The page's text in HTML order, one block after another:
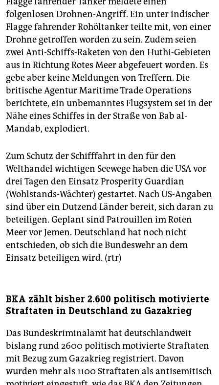
folgenlosen Drohnen-Angriff. Ein unter indischer
Flagge fahrender Rohöltanker teilte mit, von einer
Drohne getroffen worden zu sein. Zudem seien
zwei Anti-Schiffs-Raketen von den Huthi-Gebieten
aus in Richtung Rotes Meer abgefeuert worden. Es
gebe aber keine Meldungen von Treffern. Die
britische Agentur Maritime Trade Operations
berichtete, ein unbemanntes Flugsystem sei in der
Nähe eines Schiffes in der Straße von Bab al-
Mandab, explodiert.
Zum Schutz der Schifffahrt in den für den
Welthandel wichtigen Seewege haben die USA vor
drei Tagen den Einsatz Prosperity Guardian
(Wohlstands-Wächter) gestartet. Nach US-Angaben
sind über ein Dutzend Länder bereit, sich daran zu
beteiligen. Geplant sind Patrouillen im Roten
Meer vor Jemen. Deutschland hat noch nicht
entschieden, ob sich die Bundeswehr an dem
Einsatz beteiligen wird. (rtr)
BKA zählt bisher 2.600 politisch motivierte
Straftaten in Deutschland zu Gazakrieg
Das Bundeskriminalamt hat deutschlandweit
bislang rund 2600 politisch motivierte Straftaten
mit Bezug zum Gazakrieg registriert. Davon
wurden mehr als 1100 Straftaten als antisemitisch